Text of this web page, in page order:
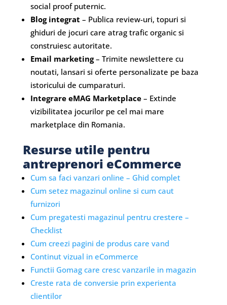
social proof puternic.
Blog integrat – Publica review-uri, topuri si
ghiduri de jocuri care atrag trafic organic si
construiesc autoritate.
Email marketing– Trimite newslettere cu
noutati, lansari si oferte personalizate pe baza
istoricului de cumparaturi.
Integrare eMAG Marketplace– Extinde
vizibilitatea jocurilor pe cel mai mare
marketplace din Romania.
Resurse utile pentru
antreprenori eCommerce
Cum sa faci vanzari online – Ghid complet
Cum setez magazinul online si cum caut
furnizori
Cum pregatesti magazinul pentru crestere –
Checklist
Cum creezi pagini de produs care vand
Continut vizual in eCommerce
Functii Gomag care cresc vanzarile in magazin
Creste rata de conversie prin experienta
clientilor